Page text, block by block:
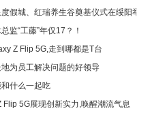
假城、红瑞养生谷奠基仪式在绥阳举
监“工藤”年仅17？！
Z Flip 5G,走到哪都是T台
为员工解决问题的好领导
什么一起吃
Flip 5G展现创新实力,唤醒潮流气息